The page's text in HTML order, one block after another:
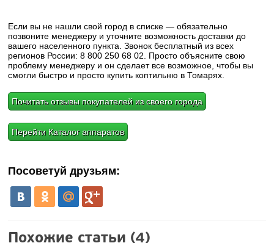
Если вы не нашли свой город в списке — обязательно
позвоните менеджеру и уточните возможность доставки до
вашего населенного пункта. Звонок бесплатный из всех
регионов России: 8 800 250 68 02. Просто объясните свою
проблему менеджеру и он сделает все возможное, чтобы вы
смогли быстро и просто купить коптильню в Томарях.
Почитать отзывы покупателей из своего города
Перейти Каталог аппаратов
Посоветуй друзьям:
Похожие статьи (4)